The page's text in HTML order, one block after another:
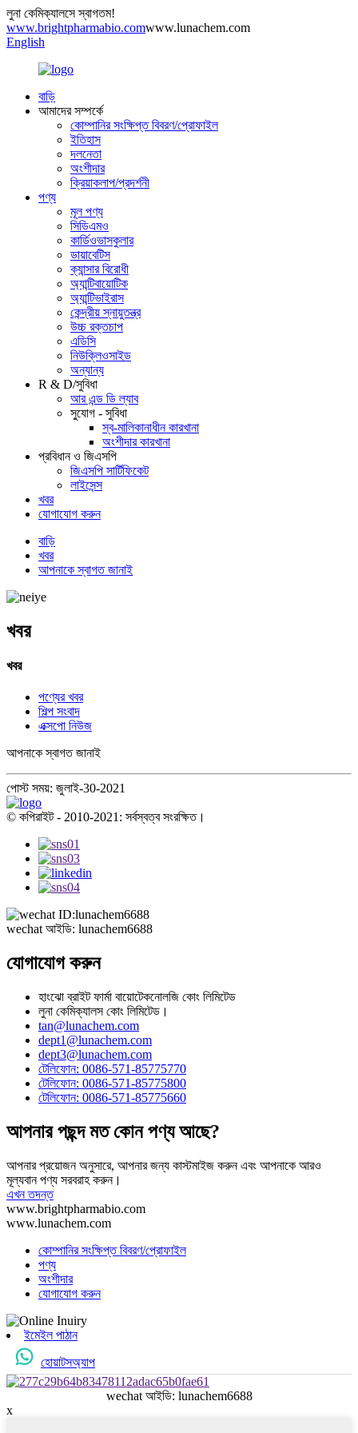
লুনা কেমিক্যালসে স্বাগতম!
www.brightpharmabio.comwww.lunachem.com
English
বাড়ি
আমাদের সম্পর্কে
কোম্পানির সংক্ষিপ্ত বিবরণ/প্রোফাইল
ইতিহাস
দলনেতা
অংশীদার
ক্রিয়াকলাপ/প্রদর্শনী
পণ্য
মূল পণ্য
সিডিএমও
কার্ডিওভাসকুলার
ডায়াবেটিস
ক্যান্সার বিরোধী
অ্যান্টিবায়োটিক
অ্যান্টিভাইরাস
কেন্দ্রীয় স্নায়ুতন্ত্র
উচ্চ রক্তচাপ
এডিসি
নিউক্লিওসাইড
অন্যান্য
R & D/সুবিধা
আর এন্ড ডি ল্যাব
সু্যোগ - সুবিধা
স্ব-মালিকানাধীন কারখানা
অংশীদার কারখানা
প্রবিধান ও জিএসপি
জিএসপি সার্টিফিকেট
লাইসেন্স
খবর
যোগাযোগ করুন
বাড়ি
খবর
আপনাকে স্বাগত জানাই
খবর
খবর
পণ্যের খবর
শিল্প সংবাদ
এক্সপো নিউজ
আপনাকে স্বাগত জানাই
পোস্ট সময়: জুলাই-30-2021
© কপিরাইট - 2010-2021: সর্বস্বত্ব সংরক্ষিত।
wechat আইডি: lunachem6688
যোগাযোগ করুন
হাংঝো ব্রাইট ফার্মা বায়োটেকনোলজি কোং লিমিটেড
লুনা কেমিক্যালস কোং লিমিটেড।
tan@lunachem.com
dept1@lunachem.com
dept3@lunachem.com
টেলিফোন: 0086-571-85775770
টেলিফোন: 0086-571-85775800
টেলিফোন: 0086-571-85775660
আপনার পছন্দ মত কোন পণ্য আছে?
আপনার প্রয়োজন অনুসারে, আপনার জন্য কাস্টমাইজ করুন এবং আপনাকে আরও
মূল্যবান পণ্য সরবরাহ করুন।
এখন তদন্ত
www.brightpharmabio.com
www.lunachem.com
কোম্পানির সংক্ষিপ্ত বিবরণ/প্রোফাইল
পণ্য
অংশীদার
যোগাযোগ করুন
ইমেইল পাঠান
হোয়াটসঅ্যাপ
wechat আইডি: lunachem6688
x